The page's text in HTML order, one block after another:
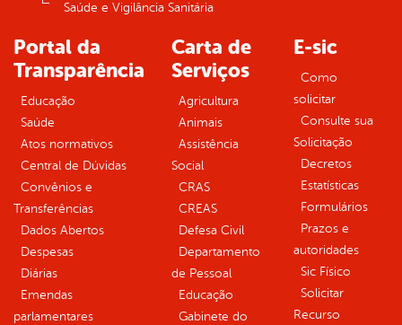
Saúde e Vigilância Sanitária
Portal da
Transparência
Educação
Saúde
Atos normativos
Central de Dúvidas
Convênios e
Transferências
Dados Abertos
Despesas
Diárias
Emendas
parlamentares
Carta de
Serviços
Agricultura
Animais
Assistência
Social
CRAS
CREAS
Defesa Civil
Departamento
de Pessoal
Educação
Gabinete do
E-sic
Como
solicitar
Consulte sua
Solicitação
Decretos
Estatísticas
Formulários
Prazos e
autoridades
Sic Físico
Solicitar
Recurso